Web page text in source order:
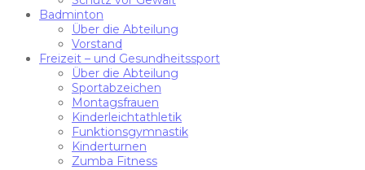
Badminton
Über die Abteilung
Vorstand
Freizeit – und Gesundheitssport
Über die Abteilung
Sportabzeichen
Montagsfrauen
Kinderleichtathletik
Funktionsgymnastik
Kinderturnen
Zumba Fitness